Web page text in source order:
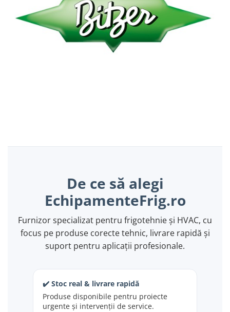
De ce să alegi
EchipamenteFrig.ro
Furnizor specializat pentru frigotehnie și HVAC, cu
focus pe produse corecte tehnic, livrare rapidă și
suport pentru aplicații profesionale.
✔️ Stoc real & livrare rapidă
Produse disponibile pentru proiecte
urgente și intervenții de service.